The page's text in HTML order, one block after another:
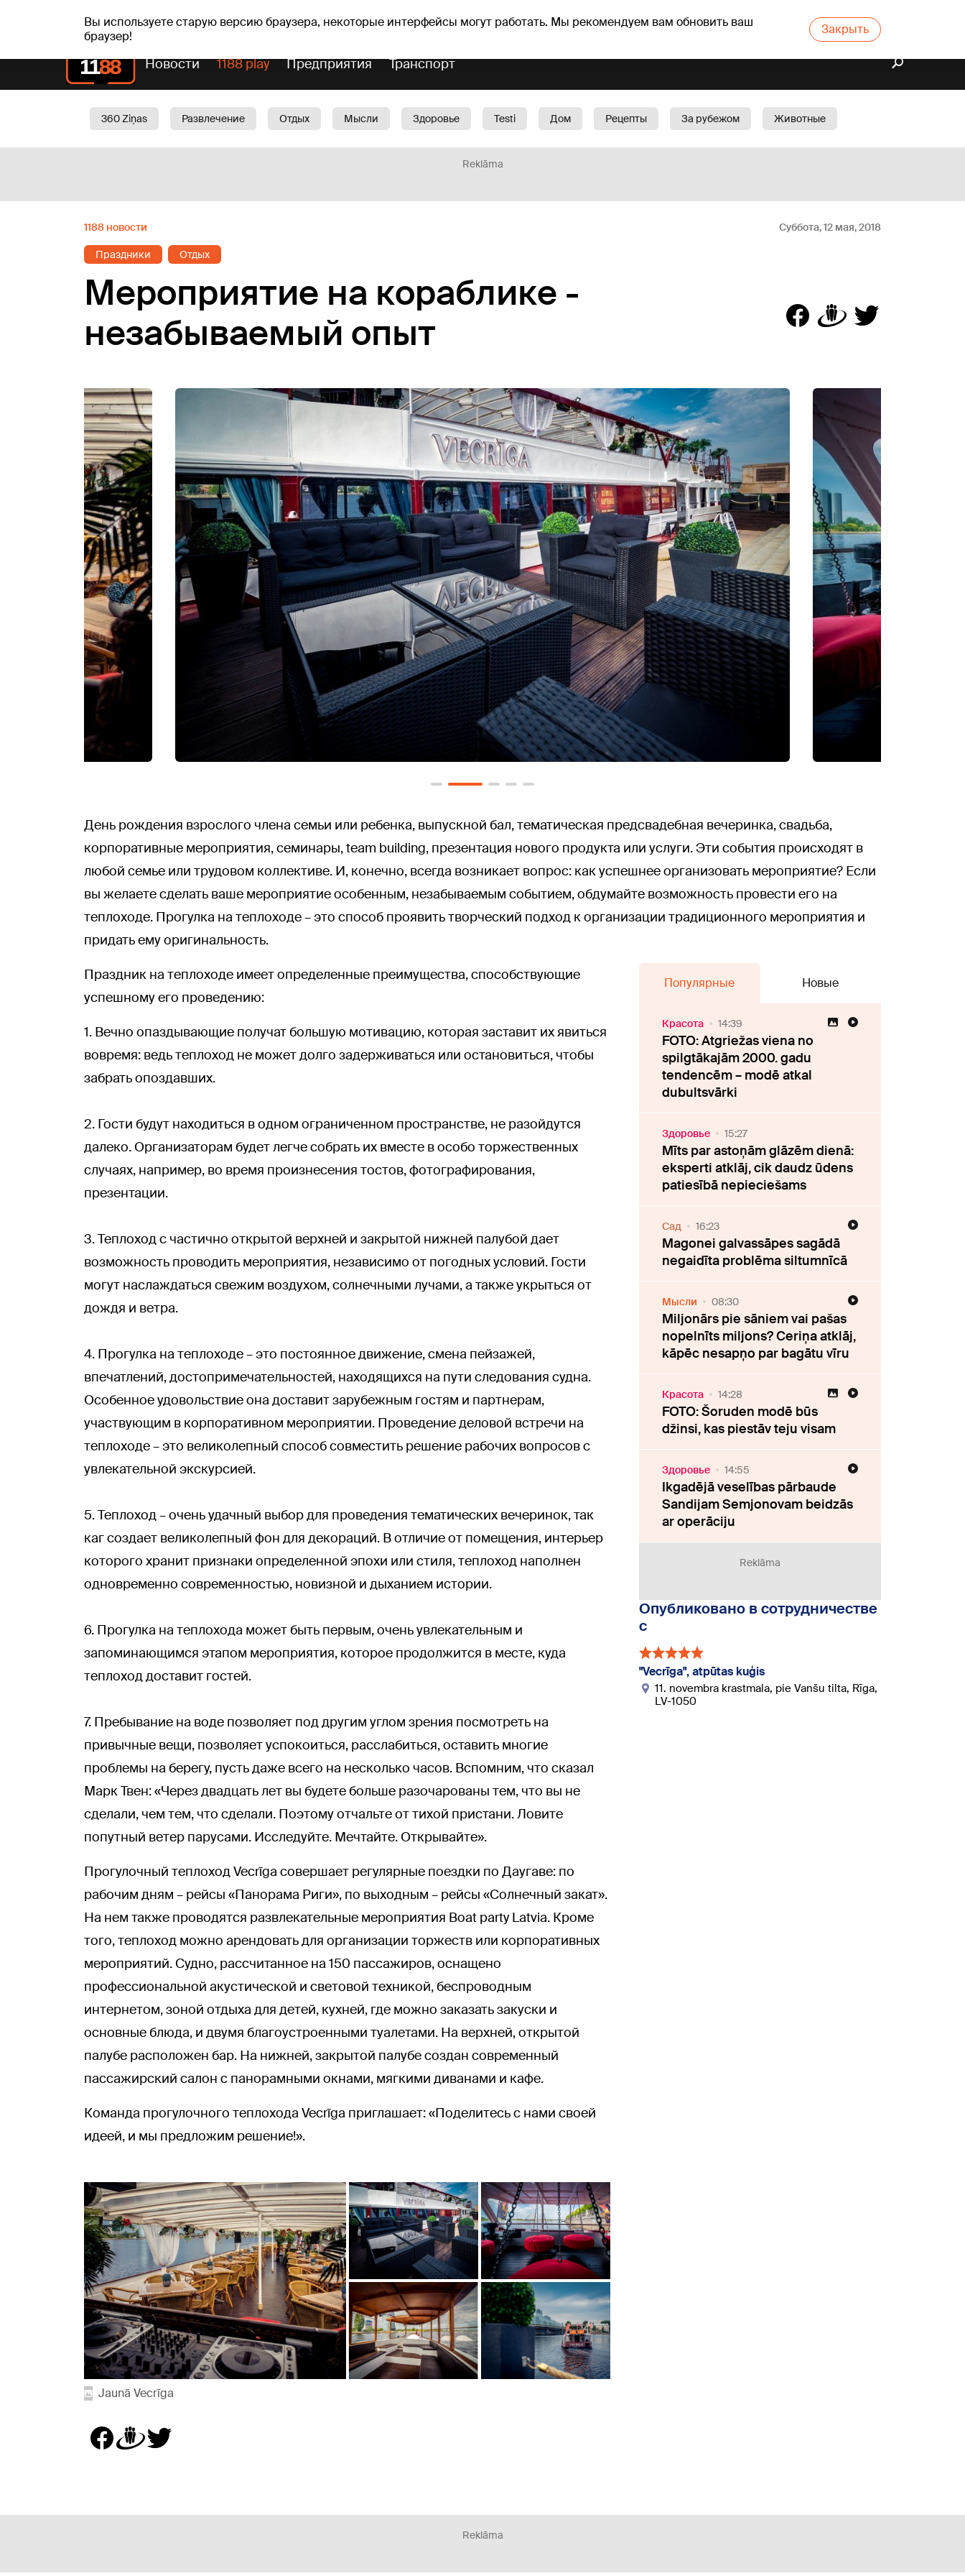
Вы используете старую версию браузера, некоторые интерфейсы могут работать. Мы рекомендуем вам обновить ваш
браузер!
Закрыть
пт, 07.08.2026. +18°C Alfrēds, Fredis, Madars Прогноз погоды Гороскопы
Новости 1188 play Предприятия Транспорт
360 Ziņas Развлечение Отдых Мысли Здоровье Testi Дом Рецепты За рубежом
Животные
Reklāma
1188 новости Суббота, 12 мая, 2018
Праздники Отдых
Мероприятие на кораблике -
незабываемый опыт
День рождения взрослого члена семьи или ребенка, выпускной бал, тематическая предсвадебная вечеринка, свадьба,
корпоративные мероприятия, семинары, team building, презентация нового продукта или услуги. Эти события происходят в
любой семье или трудовом коллективе. И, конечно, всегда возникает вопрос: как успешнее организовать мероприятие? Если
вы желаете сделать ваше мероприятие особенным, незабываемым событием, обдумайте возможность провести его на
теплоходе. Прогулка на теплоходе – это способ проявить творческий подход к организации традиционного мероприятия и
придать ему оригинальность.
Праздник на теплоходе имеет определенные преимущества, способствующие
успешному его проведению:
1. Вечно опаздывающие получат большую мотивацию, которая заставит их явиться
вовремя: ведь теплоход не может долго задерживаться или остановиться, чтобы
забрать опоздавших.
2. Гости будут находиться в одном ограниченном пространстве, не разойдутся
далеко. Организаторам будет легче собрать их вместе в особо торжественных
случаях, например, во время произнесения тостов, фотографирования,
презентации.
3. Теплоход с частично открытой верхней и закрытой нижней палубой дает
возможность проводить мероприятия, независимо от погодных условий. Гости
могут наслаждаться свежим воздухом, солнечными лучами, а также укрыться от
дождя и ветра.
4. Прогулка на теплоходе – это постоянное движение, смена пейзажей,
впечатлений, достопримечательностей, находящихся на пути следования судна.
Особенное удовольствие она доставит зарубежным гостям и партнерам,
участвующим в корпоративном мероприятии. Проведение деловой встречи на
теплоходе – это великолепный способ совместить решение рабочих вопросов с
увлекательной экскурсией.
5. Теплоход – очень удачный выбор для проведения тематических вечеринок, так
каг создает великолепный фон для декораций. В отличие от помещения, интерьер
которого хранит признаки определенной эпохи или стиля, теплоход наполнен
одновременно современностью, новизной и дыханием истории.
6. Прогулка на теплохода может быть первым, очень увлекательным и
запоминающимся этапом мероприятия, которое продолжится в месте, куда
теплоход доставит гостей.
7. Пребывание на воде позволяет под другим углом зрения посмотреть на
привычные вещи, позволяет успокоиться, расслабиться, оставить многие
проблемы на берегу, пусть даже всего на несколько часов. Вспомним, что сказал
Марк Твен: «Через двадцать лет вы будете больше разочарованы тем, что вы не
сделали, чем тем, что сделали. Поэтому отчальте от тихой пристани. Ловите
попутный ветер парусами. Исследуйте. Мечтайте. Открывайте».
Прогулочный теплоход Vecrīga совершает регулярные поездки по Даугаве: по
рабочим дням – рейсы «Панорама Риги», по выходным – рейсы «Солнечный закат».
На нем также проводятся развлекательные мероприятия Boat party Latvia. Кроме
того, теплоход можно арендовать для организации торжеств или корпоративных
мероприятий. Судно, рассчитанное на 150 пассажиров, оснащено
профессиональной акустической и световой техникой, беспроводным
интернетом, зоной отдыха для детей, кухней, где можно заказать закуски и
основные блюда, и двумя благоустроенными туалетами. На верхней, открытой
палубе расположен бар. На нижней, закрытой палубе создан современный
пассажирский салон с панорамными окнами, мягкими диванами и кафе.
Команда прогулочного теплохода Vecrīga приглашает: «Поделитесь с нами своей
идеей, и мы предложим решение!».
Jaunā Vecrīga
Популярные Новые
Красота 14:39
FOTO: Atgriežas viena no
spilgtākajām 2000. gadu
tendencēm – modē atkal
dubultsvārki
Здоровье 15:27
Mīts par astoņām glāzēm dienā:
eksperti atklāj, cik daudz ūdens
patiesībā nepieciešams
Cад 16:23
Magonei galvassāpes sagādā
negaidīta problēma siltumnīcā
Мысли 08:30
Miljonārs pie sāniem vai pašas
nopelnīts miljons? Ceriņa atklāj,
kāpēc nesapņo par bagātu vīru
Красота 14:28
FOTO: Šoruden modē būs
džinsi, kas piestāv teju visam
Здоровье 14:55
Ikgadējā veselības pārbaude
Sandijam Semjonovam beidzās
ar operāciju
Reklāma
Опубликовано в сотрудничестве
с
"Vecrīga", atpūtas kuģis
11. novembra krastmala, pie Vanšu tilta, Rīga,
LV-1050
Reklāma